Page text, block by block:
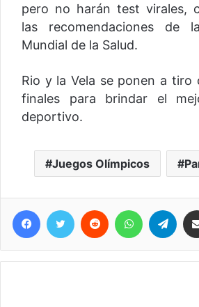
pero no harán test virales,
las recomendaciones de
Mundial de la Salud.
Rio y la Vela se ponen a tiro
finales para brindar el
deportivo.
Juegos Olímpicos
Telegram